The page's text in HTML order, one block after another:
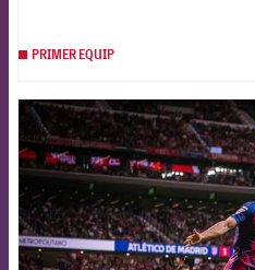
PRIMER EQUIP